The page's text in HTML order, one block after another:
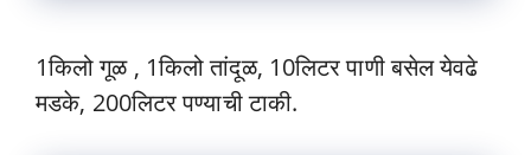
1किलो गूळ , 1किलो तांदूळ, 10लिटर पाणी बसेल येवढे
मडके, 200लिटर पण्याची टाकी.